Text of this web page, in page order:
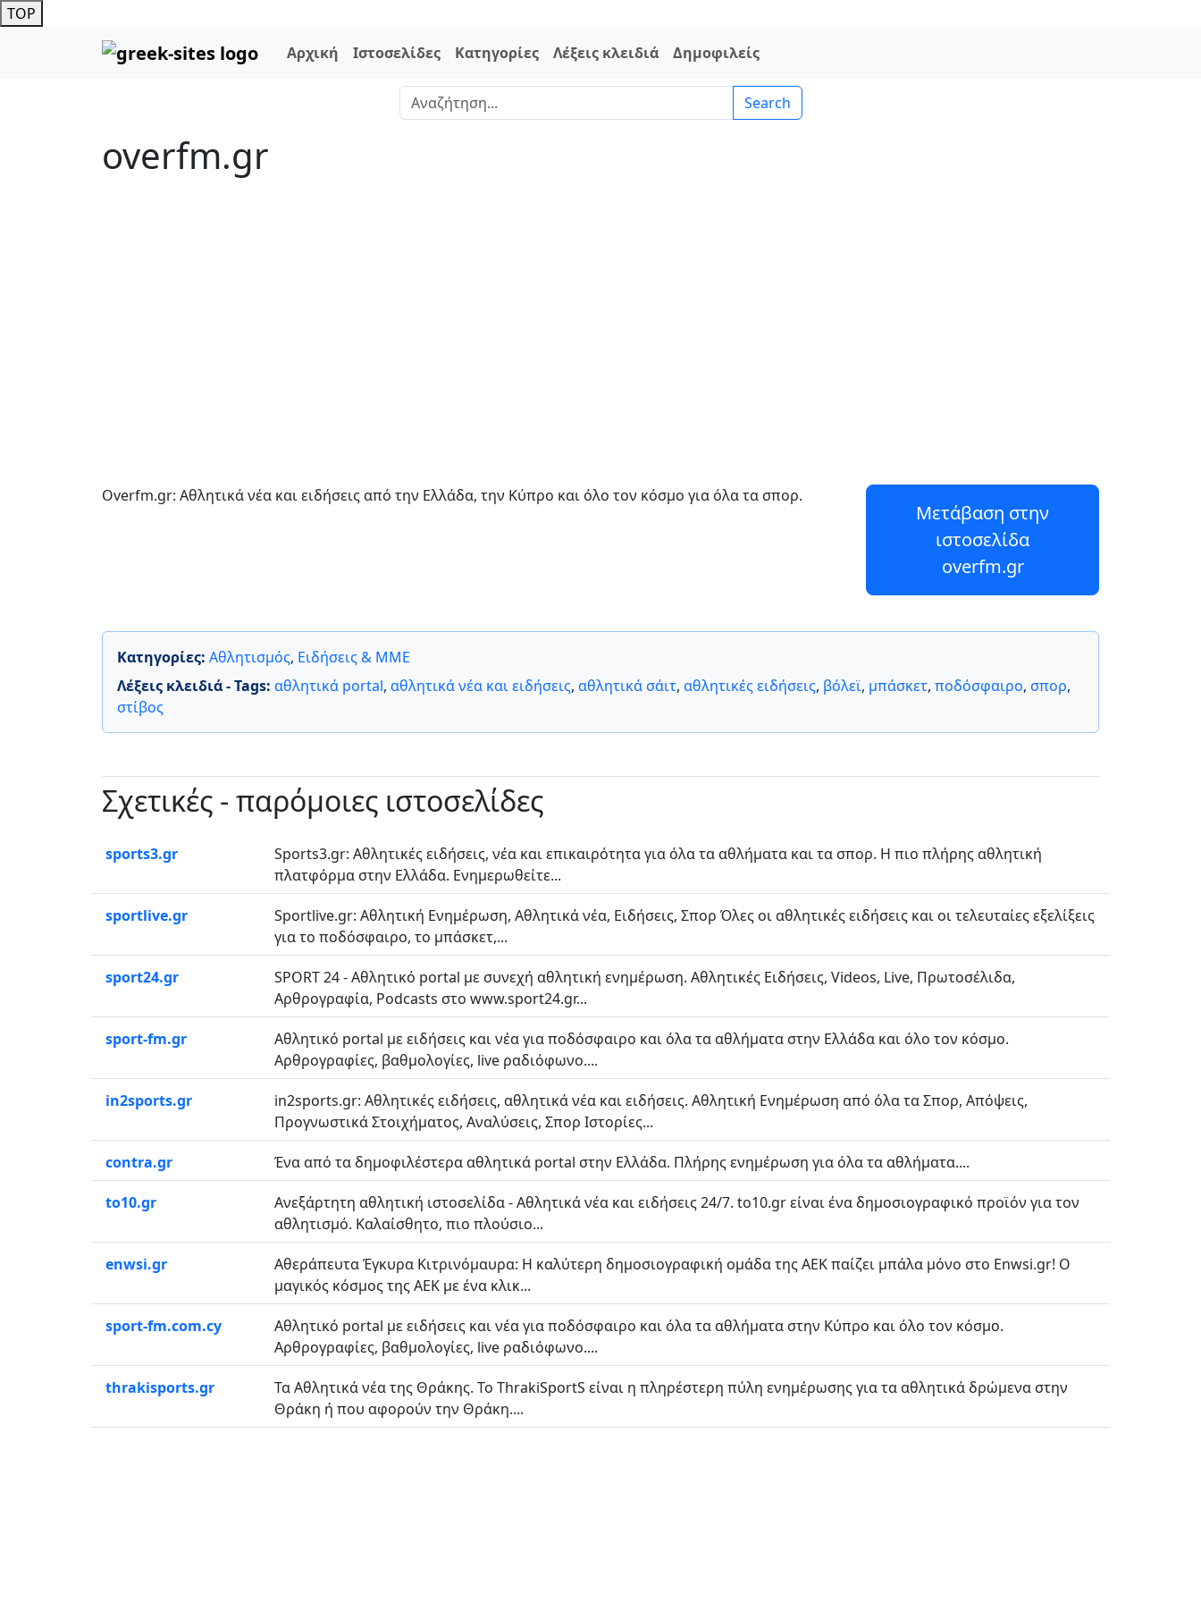
TOP
Αρχική
Ιστοσελίδες Κατηγορίες Λέξεις κλειδιά Δημοφιλείς
Search
overfm.gr
Overfm.gr: Αθλητικά νέα και ειδήσεις από την Ελλάδα, την Κύπρο και όλο τον κόσμο για όλα τα σπορ.
Μετάβαση στην
ιστοσελίδα
overfm.gr
Κατηγορίες: Αθλητισμός, Ειδήσεις & ΜΜΕ
Λέξεις κλειδιά - Tags: αθλητικά portal, αθλητικά νέα και ειδήσεις, αθλητικά σάιτ, αθλητικές ειδήσεις, βόλεϊ, μπάσκετ, ποδόσφαιρο, σπορ,
στίβος
Σχετικές - παρόμοιες ιστοσελίδες
sports3.gr
Sports3.gr: Αθλητικές ειδήσεις, νέα και επικαιρότητα για όλα τα αθλήματα και τα σπορ. Η πιο πλήρης αθλητική
πλατφόρμα στην Ελλάδα. Ενημερωθείτε...
sportlive.gr
Sportlive.gr: Αθλητική Ενημέρωση, Αθλητικά νέα, Ειδήσεις, Σπορ Όλες οι αθλητικές ειδήσεις και οι τελευταίες εξελίξεις
για το ποδόσφαιρο, το μπάσκετ,...
sport24.gr
SPORT 24 - Αθλητικό portal με συνεχή αθλητική ενημέρωση. Αθλητικές Eιδήσεις, Videos, Live, Πρωτοσέλιδα,
Αρθρογραφία, Podcasts στο www.sport24.gr...
sport-fm.gr
Αθλητικό portal με ειδήσεις και νέα για ποδόσφαιρο και όλα τα αθλήματα στην Ελλάδα και όλο τον κόσμο.
Αρθρογραφίες, βαθμολογίες, live ραδιόφωνο....
in2sports.gr
in2sports.gr: Αθλητικές ειδήσεις, αθλητικά νέα και ειδήσεις. Αθλητική Ενημέρωση από όλα τα Σπορ, Απόψεις,
Προγνωστικά Στοιχήματος, Αναλύσεις, Σπορ Ιστορίες...
contra.gr Ένα από τα δημοφιλέστερα αθλητικά portal στην Ελλάδα. Πλήρης ενημέρωση για όλα τα αθλήματα....
to10.gr
Ανεξάρτητη αθλητική ιστοσελίδα - Αθλητικά νέα και ειδήσεις 24/7. to10.gr είναι ένα δημοσιογραφικό προϊόν για τον
αθλητισμό. Καλαίσθητο, πιο πλούσιο...
enwsi.gr
Αθεράπευτα Έγκυρα Κιτρινόμαυρα: H καλύτερη δημοσιογραφική ομάδα της ΑΕΚ παίζει μπάλα μόνο στο Enwsi.gr! Ο
μαγικός κόσμος της ΑΕΚ με ένα κλικ...
sport-fm.com.cy
Αθλητικό portal με ειδήσεις και νέα για ποδόσφαιρο και όλα τα αθλήματα στην Κύπρο και όλο τον κόσμο.
Αρθρογραφίες, βαθμολογίες, live ραδιόφωνο....
thrakisports.gr
Τα Αθλητικά νέα της Θράκης. Το ThrakiSportS είναι η πληρέστερη πύλη ενημέρωσης για τα αθλητικά δρώμενα στην
Θράκη ή που αφορούν την Θράκη....